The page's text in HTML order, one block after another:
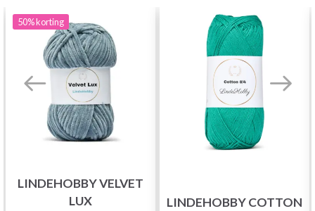
50%korting
LINDEHOBBY VELVET
LUX
LINDEHOBBY COTTON